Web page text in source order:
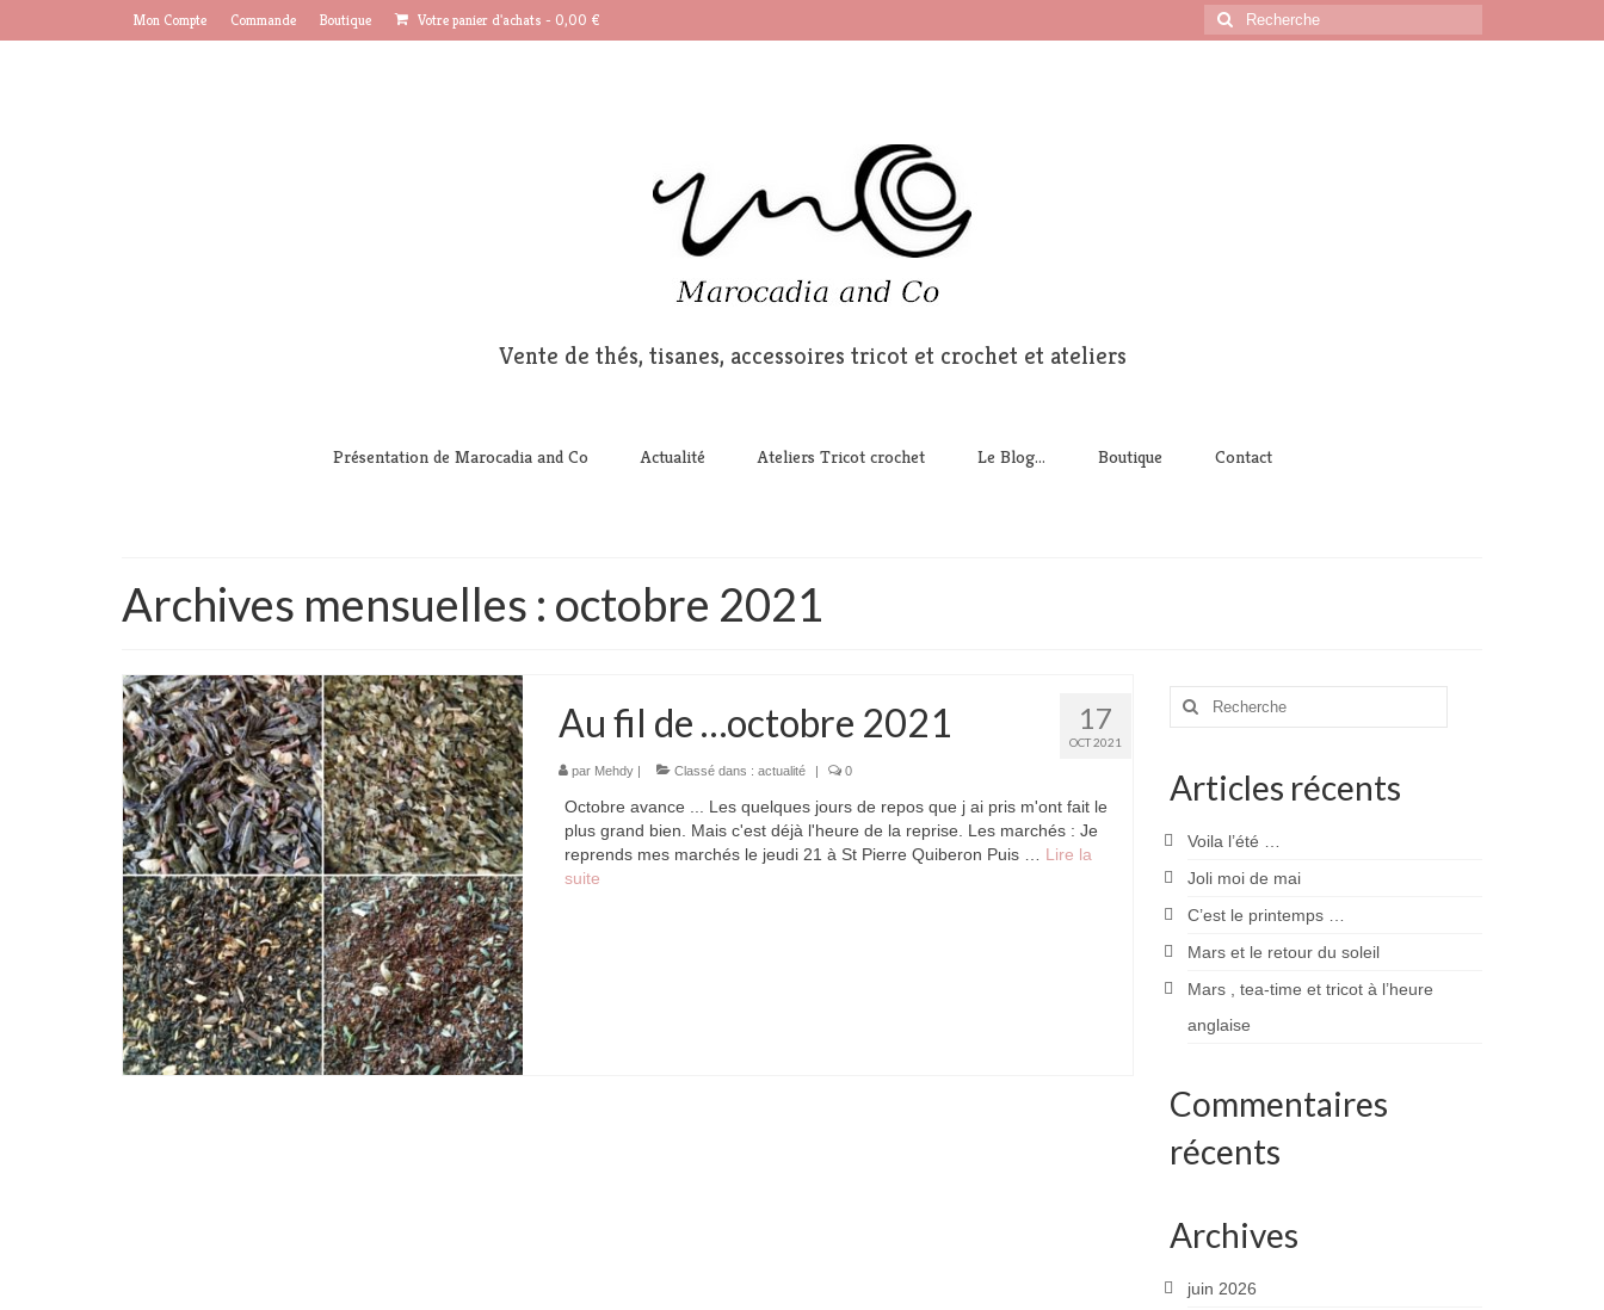
Mon Compte Commande Boutique Votre panier d'achats - 0,00 €
Rechercher
:
Vente de thés, tisanes, accessoires tricot et crochet et ateliers
Présentation de Marocadia and Co Actualité Ateliers Tricot crochet Le Blog… Boutique Contact
Archives mensuelles : octobre 2021
17
OCT 2021
Au fil de …octobre 2021
par Mehdy| Classé dans : actualité | 0
Octobre avance ... Les quelques jours de repos que j ai pris m'ont fait le
plus grand bien. Mais c'est déjà l'heure de la reprise. Les marchés : Je
reprends mes marchés le jeudi 21 à St Pierre Quiberon Puis … Lire la
suite­­
Rechercher
Articles récents
Voila l’été …
Joli moi de mai
C’est le printemps …
Mars et le retour du soleil
Mars , tea-time et tricot à l’heure
anglaise
Commentaires
récents
Archives
juin 2026